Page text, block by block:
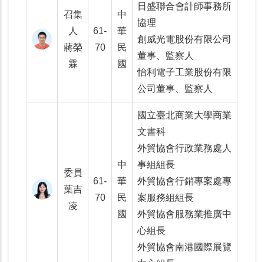
召集
人
蔣榮
霖
61-
70
中
華
民
國
日盛聯合會計師事務所
協理
創威光電股份有限公司
董事、監察人
怡利電子工業股份有限
公司董事、監察人
委員
葉吉
凌
61-
70
中
華
民
國
國立臺北商業大學商業
文書科
外貿協會行政業務處人
事組組長
外貿協會行銷專案處專
案服務組組長
外貿協會服務業推廣中
心組長
外貿協會南港國際展覽